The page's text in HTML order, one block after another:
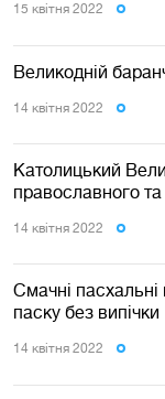
15 квiтня 2022
Великодній
14 квiтня 2022
Католицький
православного
14 квiтня 2022
Смачні пасхальні
паску без випічки
14 квiтня 2022